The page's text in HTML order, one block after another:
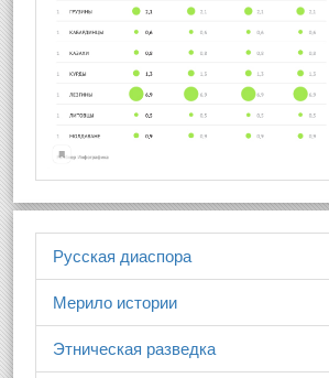
Русская диаспора
Мерило истории
Этническая разведка